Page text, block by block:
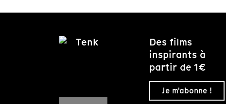
Des films
inspirants à
partir de 1€
Je m'abonne !